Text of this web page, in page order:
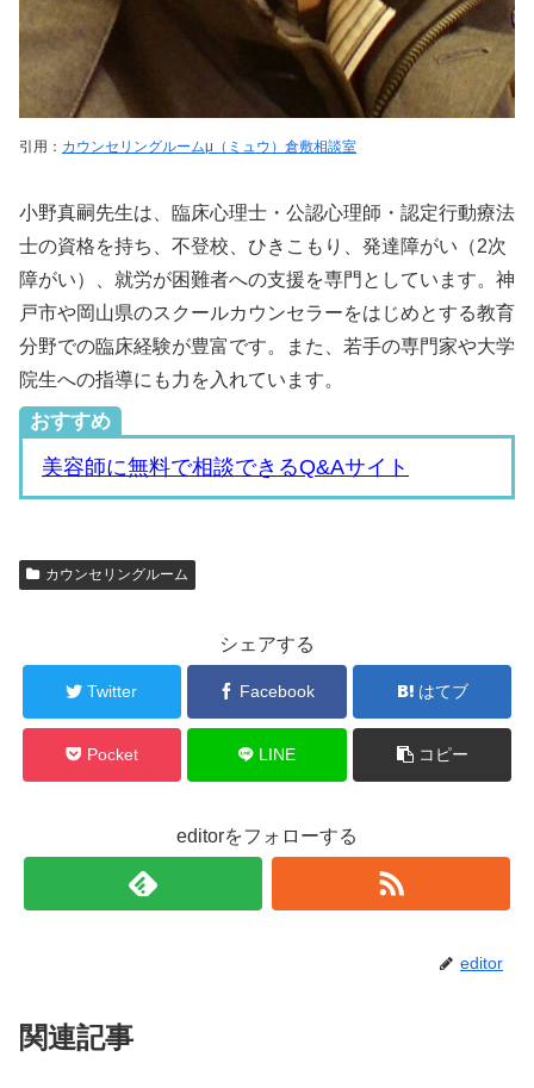
引用： カウンセリングルームμ（ミュウ）倉敷相談室
小野真嗣先生は、臨床心理士・公認心理師・認定行動療法
士の資格を持ち、不登校、ひきこもり、発達障がい（2次
障がい）、就労が困難者への支援を専門としています。神
戸市や岡山県のスクールカウンセラーをはじめとする教育
分野での臨床経験が豊富です。また、若手の専門家や大学
院生への指導にも力を入れています。
おすすめ
美容師に無料で相談できるQ&Aサイト
カウンセリングルーム
シェアする
Twitter Facebook はてブ
Pocket LINE コピー
editorをフォローする
editor
関連記事